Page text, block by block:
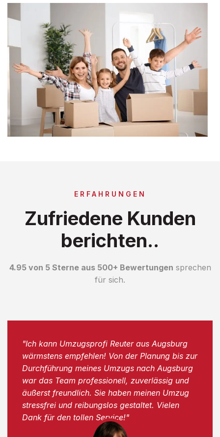
ERFAHRUNGEN
Zufriedene Kunden
berichten..
4.95 von 5 Sterne aus 500+ Bewertungen sprechen
für sich.
"Ich kann Umzugsprofi Reuter aus Augsburg
wärmstens empfehlen! Von der Planung bis zur
Durchführung meines Umzugs nach Augsburg
war das Team professionell, zuverlässig und
äußerst freundlich. Sie haben meinen Umzug
stressfrei und reibungslos gestaltet. Vielen
Dank für den tollen Service!"